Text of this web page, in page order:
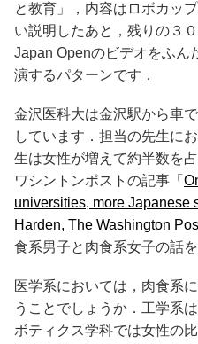
と教育」，内容はロボカッ
い説明したあと，残りの３
Japan Openのビデオをふん
演するパターンです．
金沢医科大は金沢駅から車
しています．担当の先生に
生は女性が増えて約半数を
ワシントンポストの記事「
universities, more Japanese
Harden, The Washington
食系男子と肉食系女子の話
医学系においては，肉食系
うことでしょうか．工学系
ボティクス学科では女性の